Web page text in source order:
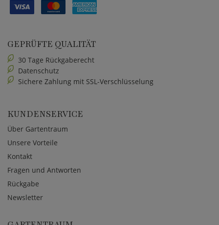
GEPRÜFTE QUALITÄT
30 Tage Rückgaberecht
Datenschutz
Sichere Zahlung mit SSL-Verschlüsselung
KUNDENSERVICE
Über Gartentraum
Unsere Vorteile
Kontakt
Fragen und Antworten
Rückgabe
Newsletter